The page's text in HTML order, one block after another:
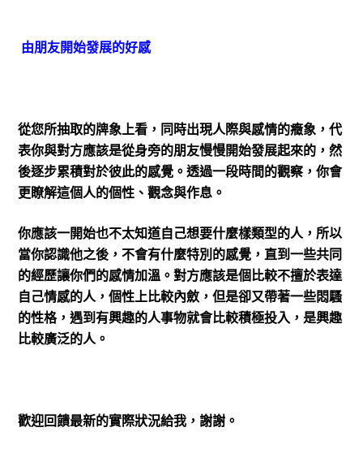
由朋友開始發展的好感
從您所抽取的牌象上看，同時出現人際與感情的癥象，代
表你與對方應該是從身旁的朋友慢慢開始發展起來的，然
後逐步累積對於彼此的感覺。透過一段時間的觀察，你會
更瞭解這個人的個性、觀念與作息。
你應該一開始也不太知道自己想要什麼樣類型的人，所以
當你認識他之後，不會有什麼特別的感覺，直到一些共同
的經歷讓你們的感情加溫。對方應該是個比較不擅於表達
自己情感的人，個性上比較內斂，但是卻又帶著一些悶騷
的性格，遇到有興趣的人事物就會比較積極投入，是興趣
比較廣泛的人。
歡迎回饋最新的實際狀況給我，謝謝。